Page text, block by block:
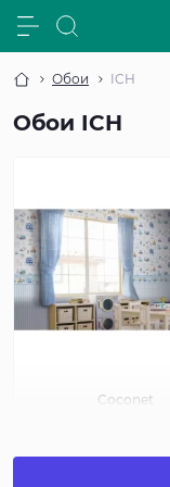
Обои ICH
Обои ICH
Coconet